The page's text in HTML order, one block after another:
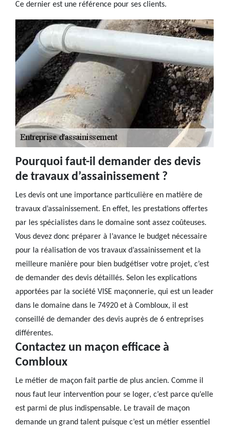
Ce dernier est une référence pour ses clients.
Pourquoi faut-il demander des devis
de travaux d’assainissement ?
Les devis ont une importance particulière en matière de
travaux d’assainissement. En effet, les prestations offertes
par les spécialistes dans le domaine sont assez coûteuses.
Vous devez donc préparer à l’avance le budget nécessaire
pour la réalisation de vos travaux d’assainissement et la
meilleure manière pour bien budgétiser votre projet, c’est
de demander des devis détaillés. Selon les explications
apportées par la société VISE maçonnerie, qui est un leader
dans le domaine dans le 74920 et à Combloux, il est
conseillé de demander des devis auprès de 6 entreprises
différentes.
Contactez un maçon efficace à
Combloux
Le métier de maçon fait partie de plus ancien. Comme il
nous faut leur intervention pour se loger, c’est parce qu’elle
est parmi de plus indispensable. Le travail de maçon
demande un grand talent puisque c’est un métier essentiel